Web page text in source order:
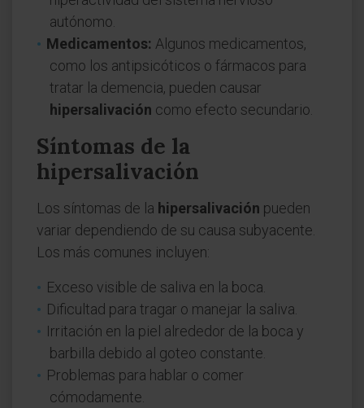
autónomo.
Medicamentos: Algunos medicamentos,
como los antipsicóticos o fármacos para
tratar la demencia, pueden causar
hipersalivación como efecto secundario.
Síntomas de la
hipersalivación
Los síntomas de la hipersalivación pueden
variar dependiendo de su causa subyacente.
Los más comunes incluyen:
Exceso visible de saliva en la boca.
Dificultad para tragar o manejar la saliva.
Irritación en la piel alrededor de la boca y
barbilla debido al goteo constante.
Problemas para hablar o comer
cómodamente.